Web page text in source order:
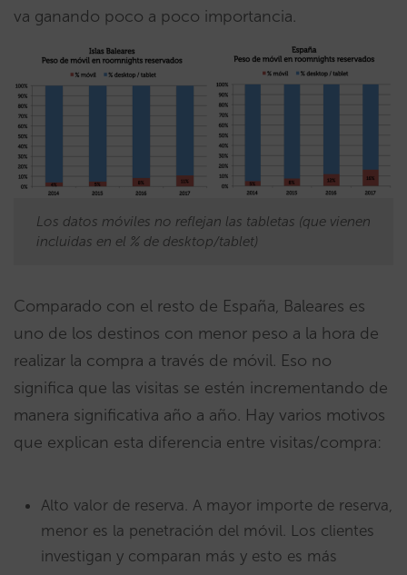
va ganando poco a poco importancia.
Los datos móviles no reflejan las tabletas (que vienen
incluidas en el % de desktop/tablet)
Comparado con el resto de España, Baleares es
uno de los destinos con menor peso a la hora de
realizar la compra a través de móvil. Eso no
significa que las visitas se estén incrementando de
manera significativa año a año. Hay varios motivos
que explican esta diferencia entre visitas/compra:
Alto valor de reserva. A mayor importe de reserva,
menor es la penetración del móvil. Los clientes
investigan y comparan más y esto es más